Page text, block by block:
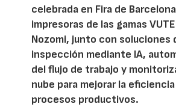
celebrada en Fira de
impresoras de las gamas
Nozomi, junto con soluciones
inspección mediante IA,
del flujo de trabajo y
nube para mejorar la
procesos productivos.